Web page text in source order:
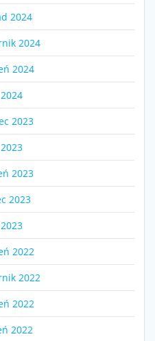
2024
2024
2024
2023
2023
2023
2022
2022
2022
2022